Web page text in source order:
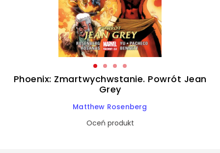
Phoenix: Zmartwychwstanie. Powrót Jean
Grey
Matthew Rosenberg
Oceń produkt